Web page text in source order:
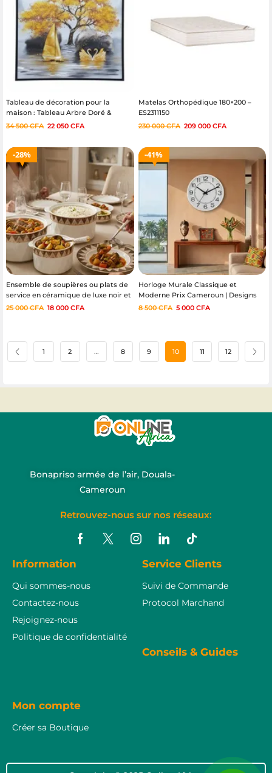
Tableau de décoration pour la
maison : Tableau Arbre Doré &
Cygnes
34 500CFA 22 050 CFA
Matelas Orthopédique 180×200 –
ES2311150
230 000CFA 209 000 CFA
28%
Ensemble de soupières ou plats de
service en céramique de luxe noir et
doré
25 000CFA 18 000 CFA
41%
Horloge Murale Classique et
Moderne Prix Cameroun | Designs
Élégants et Silencieux
8 500CFA 5 000 CFA
1 2 … 8 9 10 11 12
Bonapriso armée de l’air, Douala-
Cameroun
Retrouvez-nous sur nos réseaux:
Information
Qui sommes-nous
Contactez-nous
Rejoignez-nous
Politique de confidentialité
Service Clients
Suivi de Commande
Protocol Marchand
Conseils & Guides
Mon compte
Créer sa Boutique